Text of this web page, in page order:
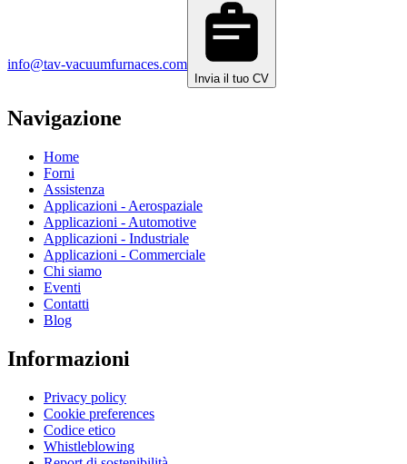
info@tav-vacuumfurnaces.com
Invia il tuo CV
Navigazione
Home
Forni
Assistenza
Applicazioni - Aerospaziale
Applicazioni - Automotive
Applicazioni - Industriale
Applicazioni - Commerciale
Chi siamo
Eventi
Contatti
Blog
Informazioni
Privacy policy
Cookie preferences
Codice etico
Whistleblowing